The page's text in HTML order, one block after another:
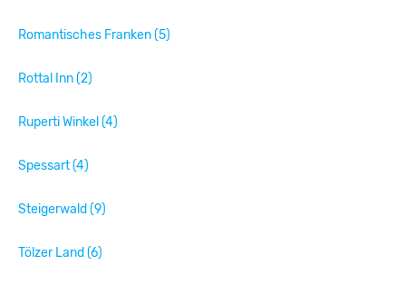
Romantisches Franken (5)
Rottal Inn (2)
Ruperti Winkel (4)
Spessart (4)
Steigerwald (9)
Tölzer Land (6)